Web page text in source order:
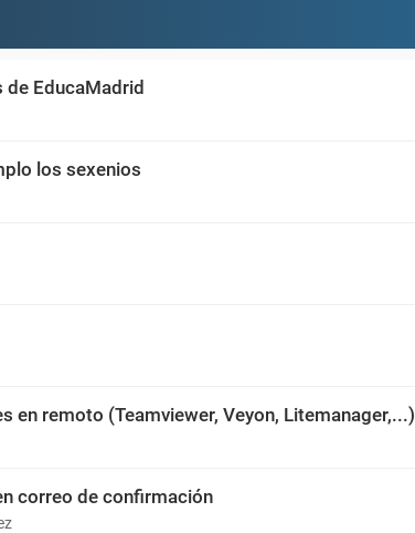
de EducaMadrid
los sexenios
en remoto (Teamviewer, Veyon, Litemanager,...)
correo de confirmación